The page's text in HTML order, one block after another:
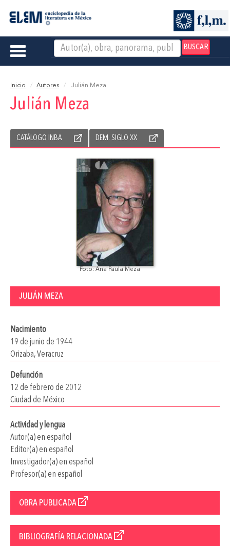
BUSCAR
Toggle
Inicio Autores Julián Meza
Julián Meza
CATÁLOGO INBA DEM. SIGLO XX
Foto: Ana Paula Meza
JULIÁN MEZA
Nacimiento
19 de junio de 1944
Orizaba, Veracruz
Defunción
12 de febrero de 2012
Ciudad de México
Actividad y lengua
Autor(a) en español
Editor(a) en español
Investigador(a) en español
Profesor(a) en español
OBRA PUBLICADA
BIBLIOGRAFÍA RELACIONADA